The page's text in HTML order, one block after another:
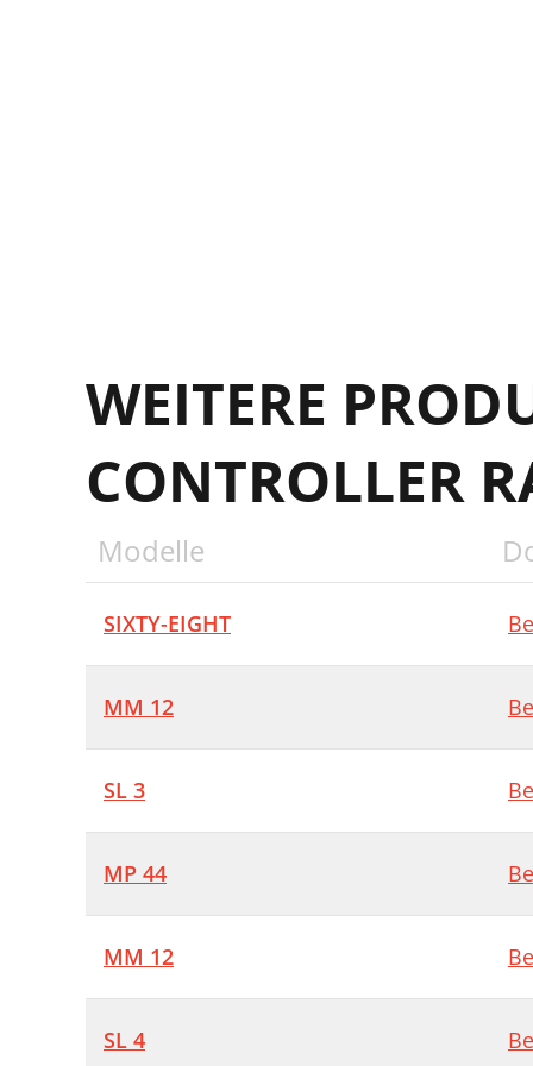
WEITERE
CONTROLLER
Modelle
SIXTY-EIGHT
MM 12
SL 3
MP 44
MM 12
SL 4